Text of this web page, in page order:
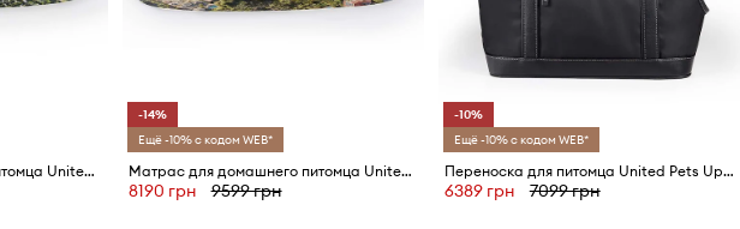
Матрас для домашнего питомца United Pets New York x Seletti
-14%
Ещё -10% с кодом WEB*
Матрас для домашнего питомца United Pets DoggyMood x Seletti
8190 грн 9599 грн
-10%
Ещё -10% с кодом WEB*
Переноска для питомца United Pets Up Bag
6389 грн 7099 грн